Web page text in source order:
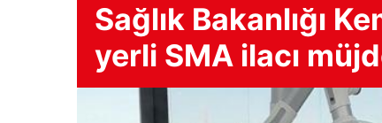
Sağlık Bakanlığı
yerli SMA ilacı